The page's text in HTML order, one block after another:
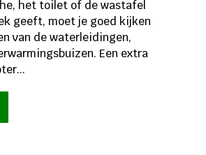
het toilet of de wastafel
geeft, moet je goed kijken
van de waterleidingen,
Een extra